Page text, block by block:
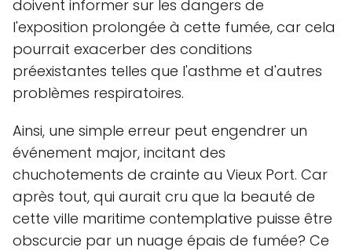
doivent informer sur les dangers de
l'exposition prolongée à cette fumée, car cela
pourrait exacerber des conditions
préexistantes telles que l'asthme et d'autres
problèmes respiratoires.
Ainsi, une simple erreur peut engendrer un
événement major, incitant des
chuchotements de crainte au Vieux Port. Car
après tout, qui aurait cru que la beauté de
cette ville maritime contemplative puisse être
obscurcie par un nuage épais de fumée? Ce